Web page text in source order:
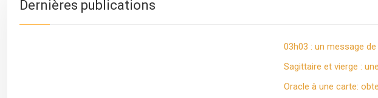
Dernières publications
03h03 : un message
Sagittaire et vierge :
Oracle à une carte: